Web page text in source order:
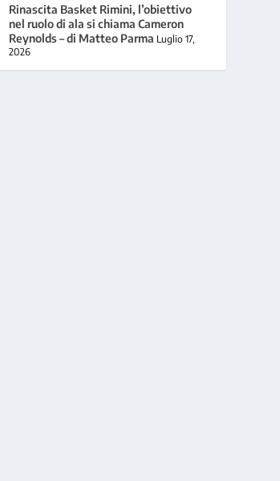
Rinascita Basket Rimini, l’obiettivo
nel ruolo di ala si chiama Cameron
Reynolds – di Matteo Parma Luglio 17,
2026